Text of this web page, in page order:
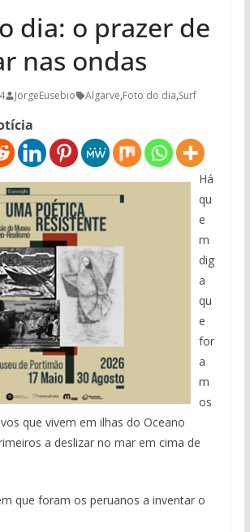
dia: o prazer de
nas ondas
JorgeEusebio Algarve,Foto do dia,Surf
Há
qu
e
m
dig
a
qu
e
for
a
m
os
que vivem em ilhas do Oceano
a deslizar no mar em cima de
que foram os peruanos a inventar o